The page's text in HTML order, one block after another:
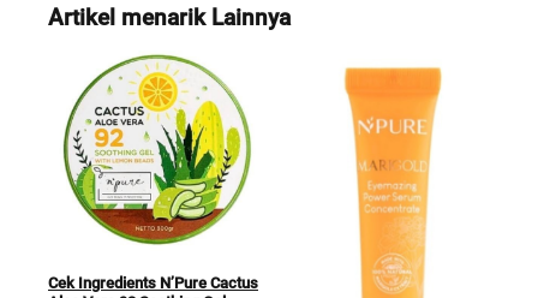
Artikel menarik Lainnya
Cek Ingredients N’Pure Cactus